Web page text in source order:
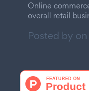
Online
overall retail
Posted by on